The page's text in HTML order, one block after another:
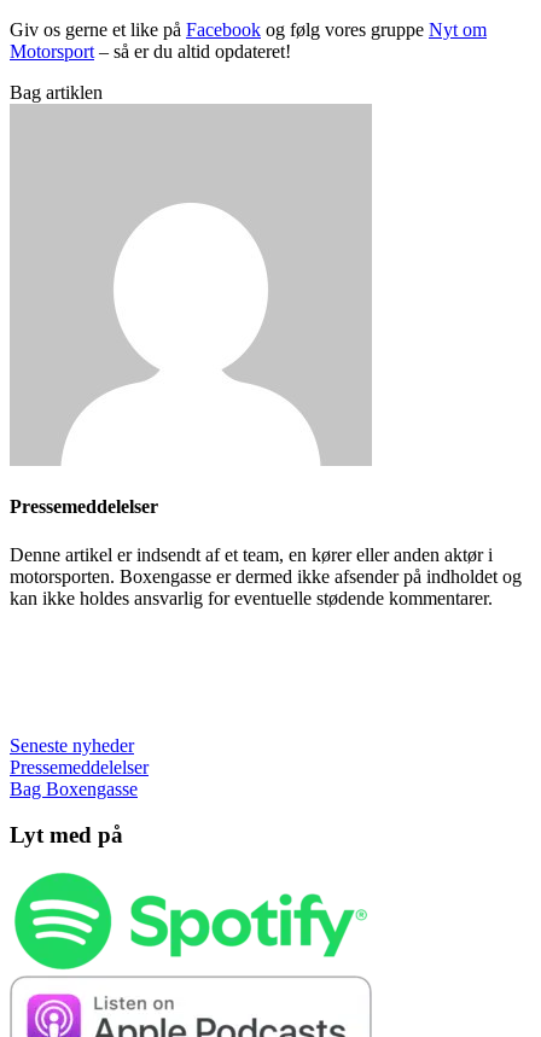
Giv os gerne et like på Facebook og følg vores gruppe Nyt om
Motorsport – så er du altid opdateret!
Bag artiklen
Pressemeddelelser
Denne artikel er indsendt af et team, en kører eller anden aktør i
motorsporten. Boxengasse er dermed ikke afsender på indholdet og
kan ikke holdes ansvarlig for eventuelle stødende kommentarer.
Seneste nyheder
Pressemeddelelser
Bag Boxengasse
Lyt med på